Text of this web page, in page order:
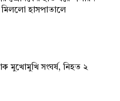
হাসপাতালে
মুখোমুখি সংঘর্ষ, নিহত ২